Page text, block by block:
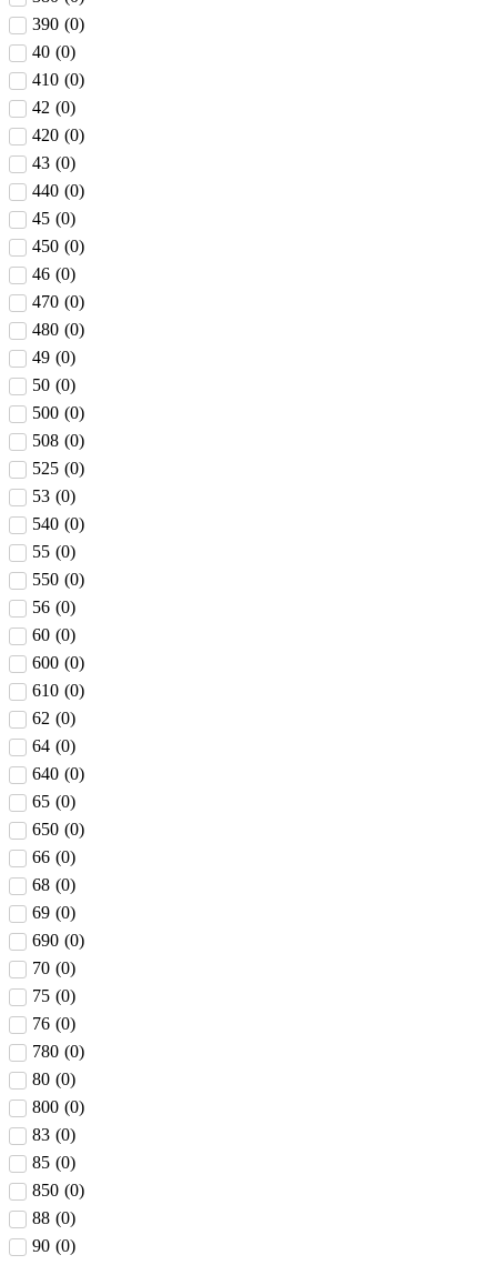
390 (0)
40 (0)
410 (0)
42 (0)
420 (0)
43 (0)
440 (0)
45 (0)
450 (0)
46 (0)
470 (0)
480 (0)
49 (0)
50 (0)
500 (0)
508 (0)
525 (0)
53 (0)
540 (0)
55 (0)
550 (0)
56 (0)
60 (0)
600 (0)
610 (0)
62 (0)
64 (0)
640 (0)
65 (0)
650 (0)
66 (0)
68 (0)
69 (0)
690 (0)
70 (0)
75 (0)
76 (0)
780 (0)
80 (0)
800 (0)
83 (0)
85 (0)
850 (0)
88 (0)
90 (0)